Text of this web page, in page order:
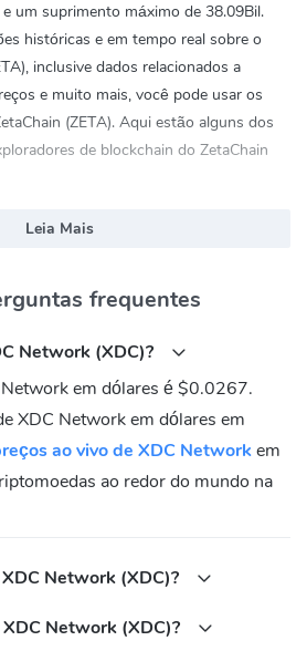
um suprimento máximo de 38.09Bil.
históricas e em tempo real sobre o
inclusive dados relacionados a
e muito mais, você pode usar os
(ZETA). Aqui estão alguns dos
de blockchain do ZetaChain
Сообщество
XinFinHybridBlockchain/
XinFin_Official
Leia Mais
frequentes
Network (XDC)?
em dólares é $0.0267.
XDC Network em dólares em
ao vivo de XDC Networkem
ao redor do mundo na
Network (XDC)?
Network (XDC)?